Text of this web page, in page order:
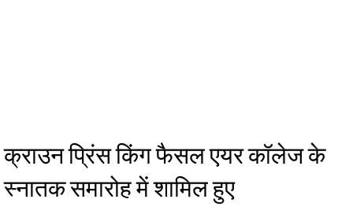
क्राउन प्रिंस किंग फैसल एयर कॉलेज के
स्नातक समारोह में शामिल हुए